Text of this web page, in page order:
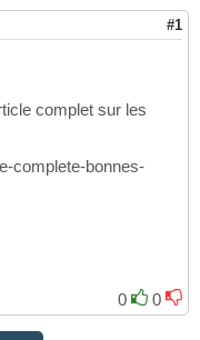
#1
complet sur les
complete-bonnes-
0
0